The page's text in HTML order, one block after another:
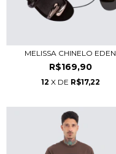
MELISSA CHINELO EDEN
R$169,90
12 X DE R$17,22